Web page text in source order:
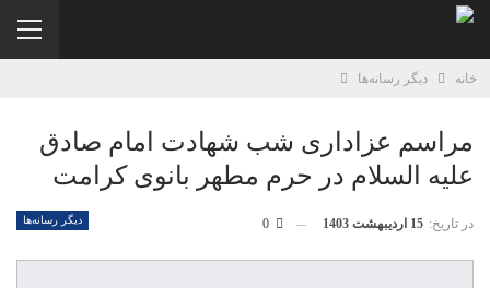
خانه دیگر رسانه‌‌ها
مراسم عزاداری شب شهادت امام صادق
علیه السلام در حرم مطهر بانوی کرامت
دیگر رسانه‌‌ها در تاریخ: 15 اردیبهشت 1403